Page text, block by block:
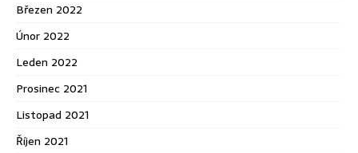
Březen 2022
Únor 2022
Leden 2022
Prosinec 2021
Listopad 2021
Říjen 2021